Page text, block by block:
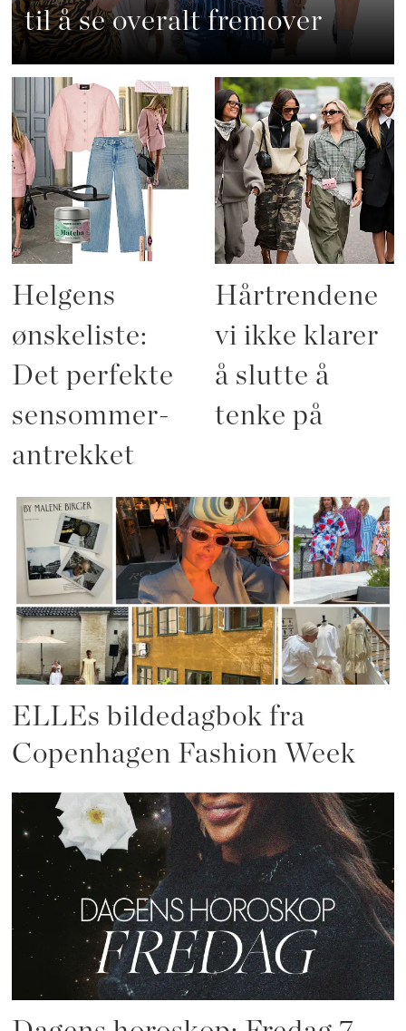
til å se overalt fremover
Helgens
ønskeliste:
Det perfekte
sensommer-
antrekket
Hårtrendene
vi ikke klarer
å slutte å
tenke på
ELLEs bildedagbok fra
Copenhagen Fashion Week